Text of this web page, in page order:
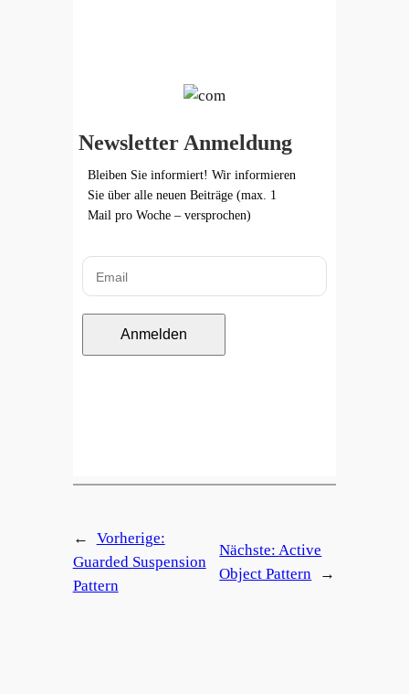
Newsletter Anmeldung
Bleiben Sie informiert! Wir informieren
Sie über alle neuen Beiträge (max. 1
Mail pro Woche – versprochen)
Anmelden
←
Vorherige:
Guarded Suspension
Pattern
Nächste:Active
Object Pattern
→